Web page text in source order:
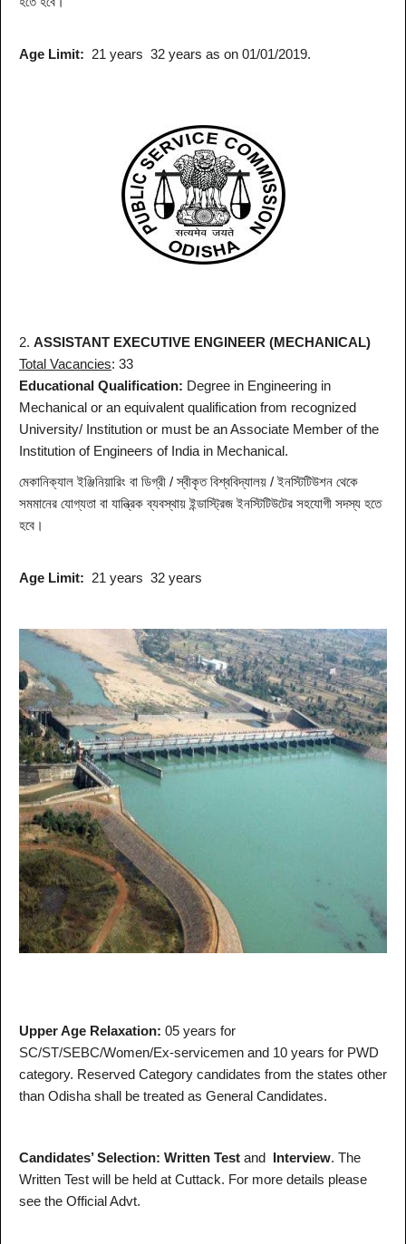
Age Limit: 21 years 32 years as on 01/01/2019.
2. ASSISTANT EXECUTIVE ENGINEER (MECHANICAL)
Total Vacancies: 33
Educational Qualification: Degree in Engineering in
Mechanical or an equivalent qualification from recognized
University/ Institution or must be an Associate Member of the
Institution of Engineers of India in Mechanical.
মেকানিক্যাল ইঞ্জিনিয়ারিং বা ডিগ্রী / স্বীকৃত বিশ্ববিদ্যালয় / ইনস্টিটিউশন থেকে
সমমানের যোগ্যতা বা যান্ত্রিক ব্যবস্থায় ইন্ডাস্ট্রিজ ইনস্টিটিউটের সহযোগী সদস্য হতে
হবে।
Age Limit: 21 years 32 years
Upper Age Relaxation: 05 years for
SC/ST/SEBC/Women/Ex-servicemen and 10 years for PWD
category. Reserved Category candidates from the states other
than Odisha shall be treated as General Candidates.
Candidates’ Selection: Written Test and Interview. The
Written Test will be held at Cuttack. For more details please
see the Official Advt.